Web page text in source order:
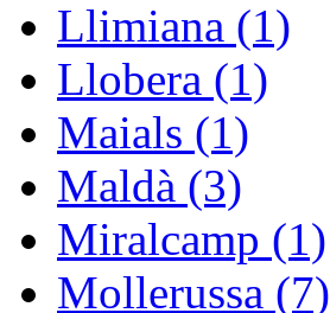
Llimiana (1)
Llobera (1)
Maials (1)
Maldà (3)
Miralcamp (1)
Mollerussa (7)